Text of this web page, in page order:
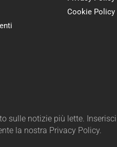
Cookie Policy
sulle notizie più lette.
la nostra Privacy Policy.